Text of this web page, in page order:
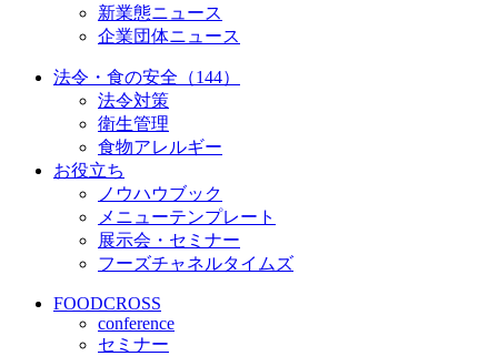
新業態ニュース
企業団体ニュース
法令・食の安全（144）
法令対策
衛生管理
食物アレルギー
お役立ち
ノウハウブック
メニューテンプレート
展示会・セミナー
フーズチャネルタイムズ
FOODCROSS
conference
セミナー